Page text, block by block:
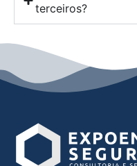
terceiros?